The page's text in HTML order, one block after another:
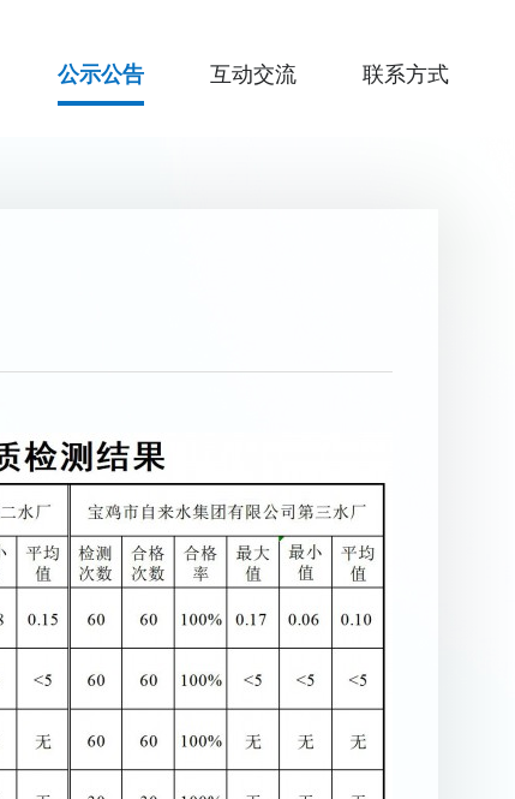
公示公告 互动交流 联系方式